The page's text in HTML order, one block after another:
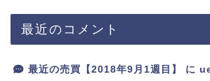
最近のコメント
最近の売買【2018年9月1週目】 に